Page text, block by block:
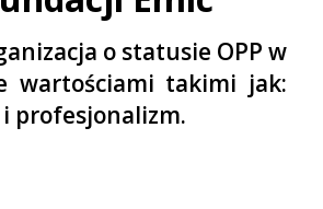
o statusie OPP w
wartościami takimi jak:
profesjonalizm.